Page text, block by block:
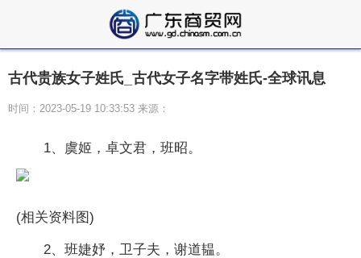
古代贵族女子姓氏_古代女子名字带姓氏-全球讯息
时间：2023-05-19 10:33:53 来源：
1、虞姬，卓文君，班昭。
(相关资料图)
2、班婕妤，卫子夫，谢道韫。